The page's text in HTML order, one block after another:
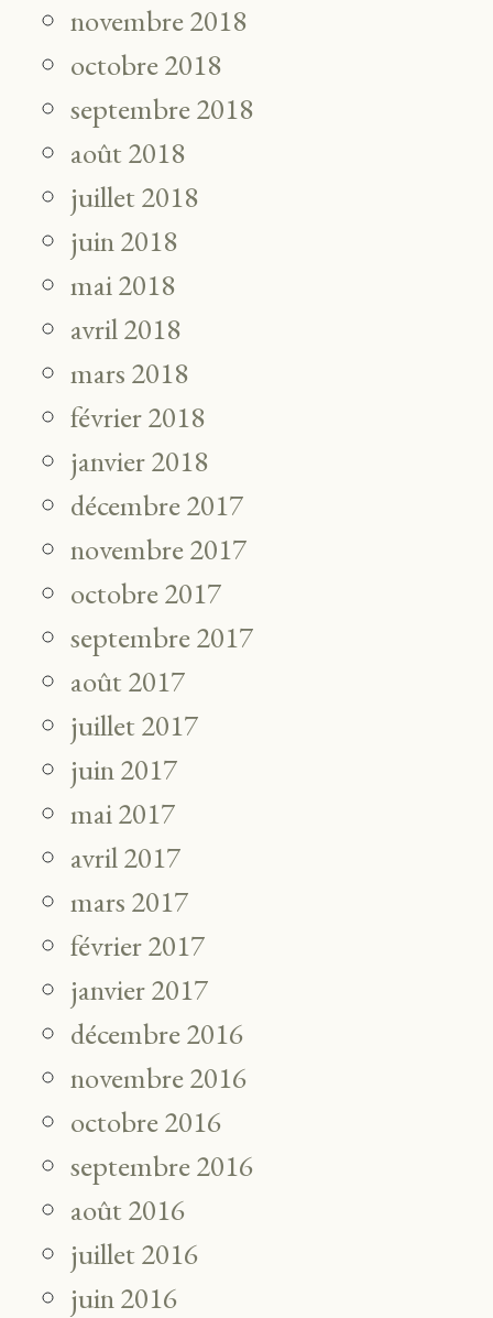
novembre 2018
octobre 2018
septembre 2018
août 2018
juillet 2018
juin 2018
mai 2018
avril 2018
mars 2018
février 2018
janvier 2018
décembre 2017
novembre 2017
octobre 2017
septembre 2017
août 2017
juillet 2017
juin 2017
mai 2017
avril 2017
mars 2017
février 2017
janvier 2017
décembre 2016
novembre 2016
octobre 2016
septembre 2016
août 2016
juillet 2016
juin 2016